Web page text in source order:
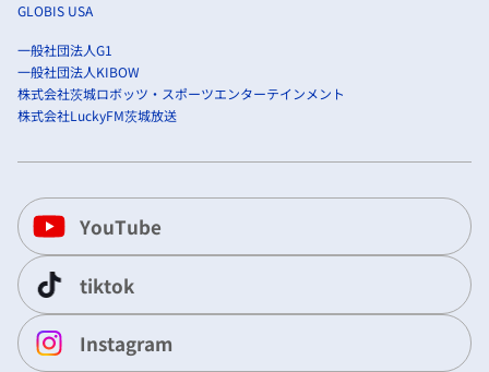
GLOBIS USA
一般社団法人G1
一般社団法人KIBOW
株式会社茨城ロボッツ・スポーツエンターテインメント
株式会社LuckyFM茨城放送
YouTube
tiktok
Instagram